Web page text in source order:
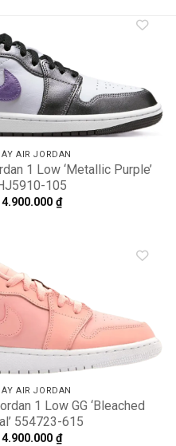
AIR JORDAN
1 Low ‘Metallic Purple’
105
4.900.000 ₫
AIR JORDAN
1 Low GG ‘Bleached
554723-615
4.900.000 ₫